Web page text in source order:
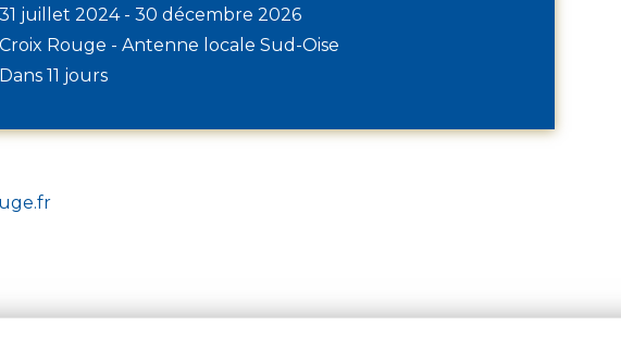
31 juillet 2024 - 30 décembre 2026
Croix Rouge - Antenne locale Sud-Oise
Dans 11 jours